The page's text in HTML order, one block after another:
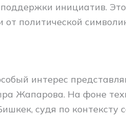
инициатив.
политической
интерес
Жапарова. На фоне
судя по контексту